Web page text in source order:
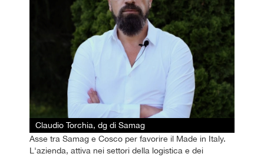
Claudio Torchia, dg di Samag
Asse tra Samag e Cosco per favorire il Made in Italy.
L'azienda, attiva nei settori della logistica e dei